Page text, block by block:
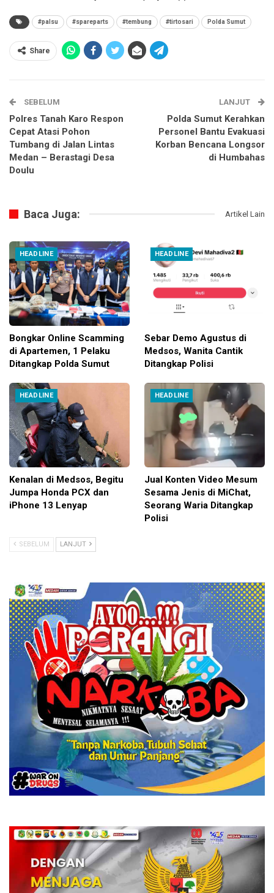
#palsu #spareparts #tembung #tirtosari Polda Sumut
Share
SEBELUM
Polres Tanah Karo Respon
Cepat Atasi Pohon
Tumbang di Jalan Lintas
Medan – Berastagi Desa
Doulu
LANJUT
Polda Sumut Kerahkan
Personel Bantu Evakuasi
Korban Bencana Longsor
di Humbahas
Baca Juga: Artikel Lain
HEADLINE
Bongkar Online Scamming
di Apartemen, 1 Pelaku
Ditangkap Polda Sumut
HEADLINE
Sebar Demo Agustus di
Medsos, Wanita Cantik
Ditangkap Polisi
HEADLINE
Kenalan di Medsos, Begitu
Jumpa Honda PCX dan
iPhone 13 Lenyap
HEADLINE
Jual Konten Video Mesum
Sesama Jenis di MiChat,
Seorang Waria Ditangkap
Polisi
SEBELUM LANJUT